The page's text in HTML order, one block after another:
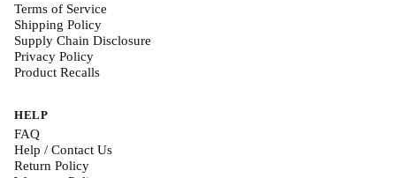
Terms of Service
Shipping Policy
Supply Chain Disclosure
Privacy Policy
Product Recalls
HELP
FAQ
Help / Contact Us
Return Policy